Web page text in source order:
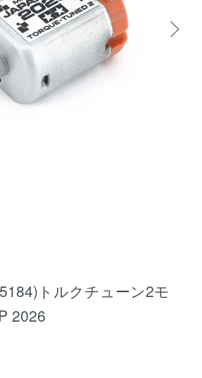
トルクチューン2モ
2026